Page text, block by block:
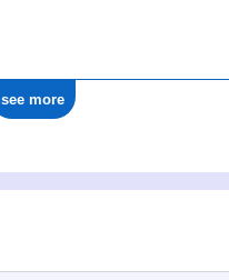
see more